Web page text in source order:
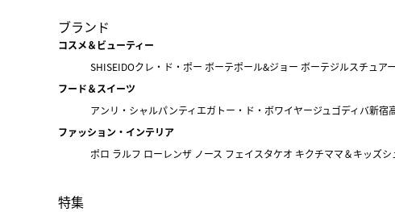
ブランド
コスメ＆ビューティー
SHISEIDOクレ・ド・ポー ボーテポール&ジョー ボーテジルスチュア
フード＆スイーツ
アンリ・シャルパンティエガトー・ド・ボワイヤージュ ゴディバ新宿
ファッション・インテリア
ポロ ラルフ ローレンザ ノース フェイスタケオ キクチママ＆キッズシ
特集